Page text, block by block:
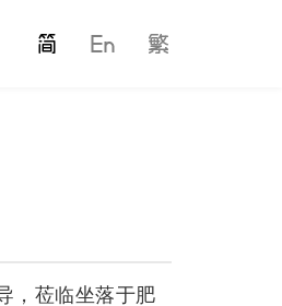
，莅临坐落于肥